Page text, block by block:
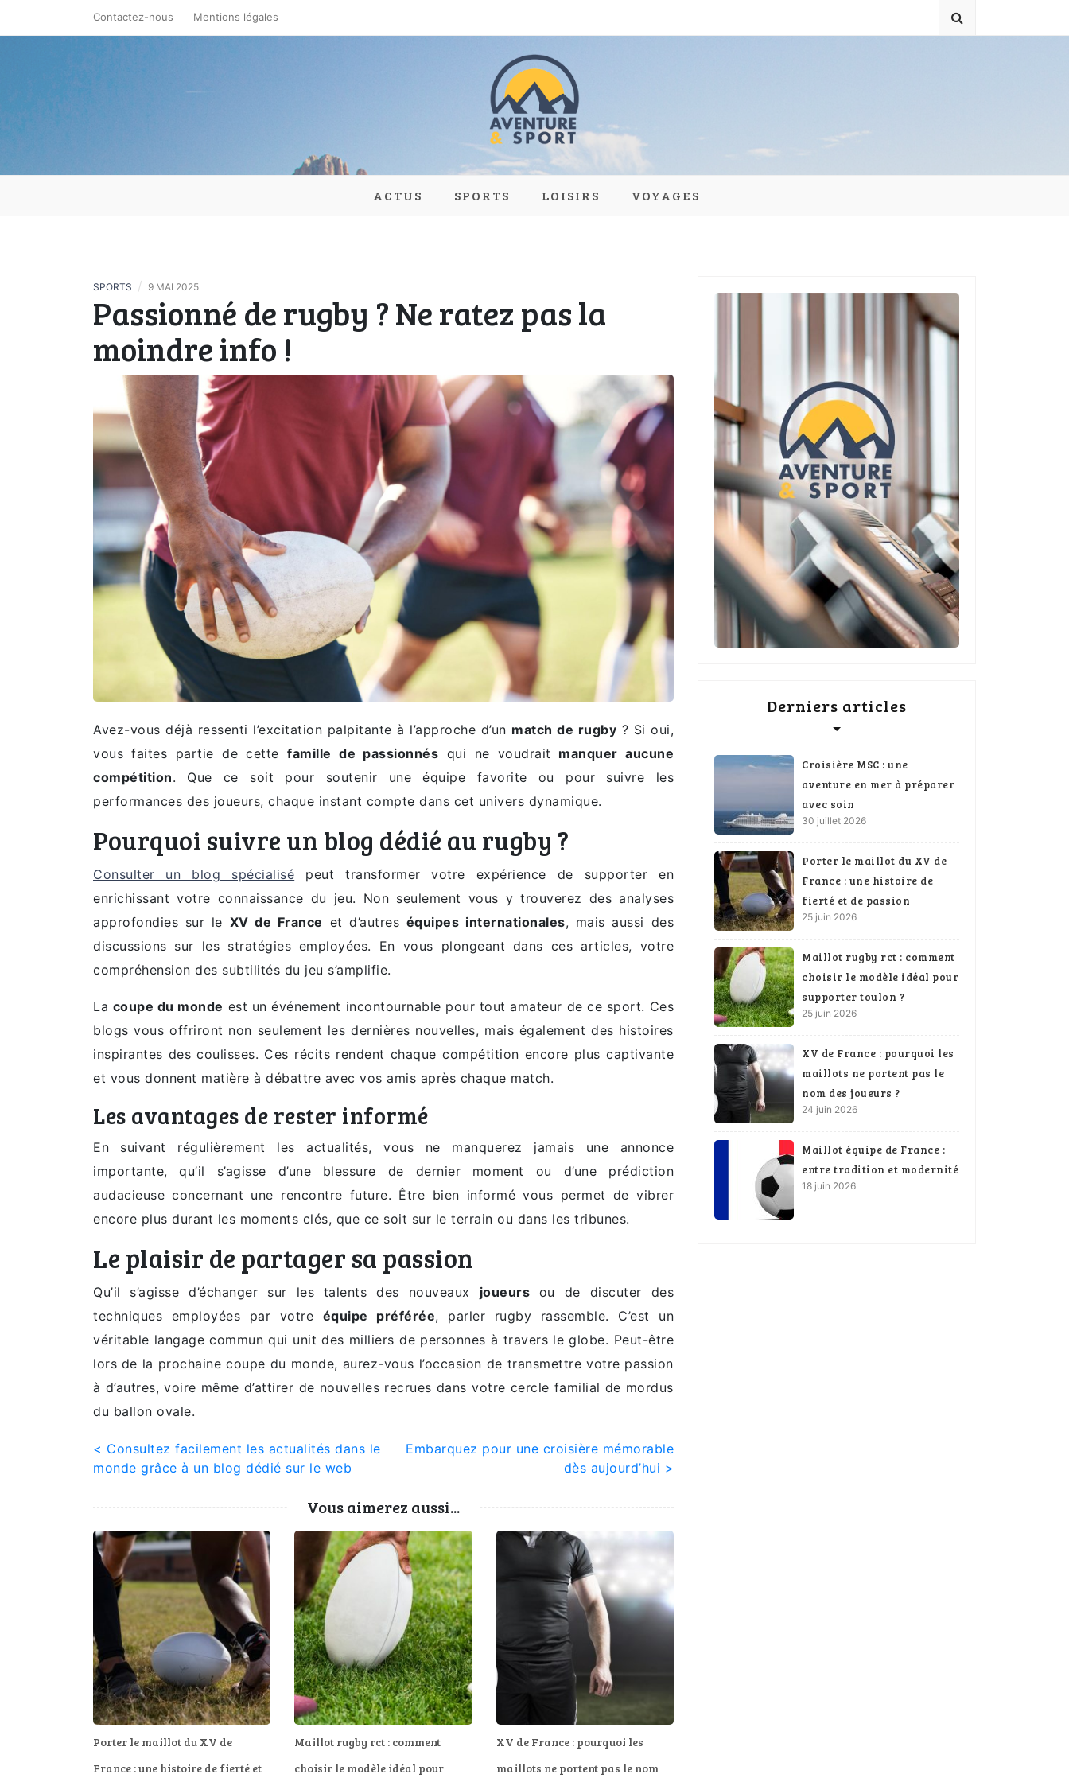
Contactez-nous Mentions légales
Aventure Sport : le Blog
ACTUS SPORTS LOISIRS VOYAGES
SPORTS / 9 MAI 2025
Passionné de rugby ? Ne ratez pas la
moindre info !
Avez-vous déjà ressenti l’excitation palpitante à l’approche d’un match de rugby ? Si oui,
vous faites partie de cettefamille de passionnés qui ne voudrait manquer aucune
compétition. Que ce soit pour soutenir une équipe favorite ou pour suivre les
performances des joueurs, chaque instant compte dans cet univers dynamique.
Pourquoi suivre un blog dédié au rugby ?
Consulter un blog spécialisé peut transformer votre expérience de supporter en
enrichissant votre connaissance du jeu. Non seulement vous y trouverez des analyses
approfondies sur le XV de France et d’autres équipes internationales, mais aussi des
discussions sur les stratégies employées. En vous plongeant dans ces articles, votre
compréhension des subtilités du jeu s’amplifie.
La coupe du monde est un événement incontournable pour tout amateur de ce sport. Ces
blogs vous offriront non seulement les dernières nouvelles, mais également des histoires
inspirantes des coulisses. Ces récits rendent chaque compétition encore plus captivante
et vous donnent matière à débattre avec vos amis après chaque match.
Les avantages de rester informé
En suivant régulièrement les actualités, vous ne manquerez jamais une annonce
importante, qu’il s’agisse d’une blessure de dernier moment ou d’une prédiction
audacieuse concernant une rencontre future. Être bien informé vous permet de vibrer
encore plus durant les moments clés, que ce soit sur le terrain ou dans les tribunes.
Le plaisir de partager sa passion
Qu’il s’agisse d’échanger sur les talents des nouveaux joueurs ou de discuter des
techniques employées par votre équipe préférée, parler rugby rassemble. C’est un
véritable langage commun qui unit des milliers de personnes à travers le globe. Peut-être
lors de la prochaine coupe du monde, aurez-vous l’occasion de transmettre votre passion
à d’autres, voire même d’attirer de nouvelles recrues dans votre cercle familial de mordus
du ballon ovale.
Navigation
de
< Consultez facilement les actualités dans le
monde grâce à un blog dédié sur le web
Embarquez pour une croisière mémorable
dès aujourd’hui >
Vous aimerez aussi...
Porter le maillot du XV de
France : une histoire de fierté et
Maillot rugby rct : comment
choisir le modèle idéal pour
XV de France : pourquoi les
maillots ne portent pas le nom
Derniers articles
Croisière MSC : une
aventure en mer à préparer
avec soin
30 juillet 2026
Porter le maillot du XV de
France : une histoire de
fierté et de passion
25 juin 2026
Maillot rugby rct : comment
choisir le modèle idéal pour
supporter toulon ?
25 juin 2026
XV de France : pourquoi les
maillots ne portent pas le
nom des joueurs ?
24 juin 2026
Maillot équipe de France :
entre tradition et modernité
18 juin 2026